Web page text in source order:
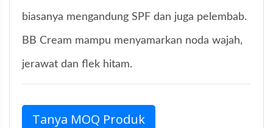
biasanya mengandung SPF dan juga pelembab.
BB Cream mampu menyamarkan noda wajah,
jerawat dan flek hitam.
Tanya MOQ Produk